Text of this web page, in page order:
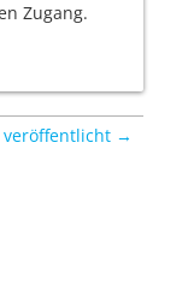
Zugang.
veröffentlicht →